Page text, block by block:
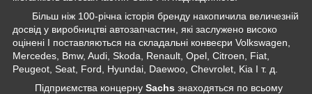
Більш ніж 100-річна історія бренду накопичила величезній
досвід у виробництві автозапчастин, які заслужено високо
оцінені І поставляються на складальні конвеєри Volkswagen,
Mercedes, Bmw, Audi, Skoda, Renault, Opel, Citroen, Fiat,
Peugeot, Seat, Ford, Hyundai, Daewoo, Chevrolet, Kia І т. д.
Підприємства концерну Sachs знаходяться по всьому